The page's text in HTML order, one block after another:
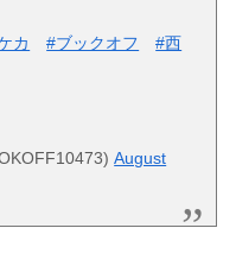
カ #ブックオフ
#西
August